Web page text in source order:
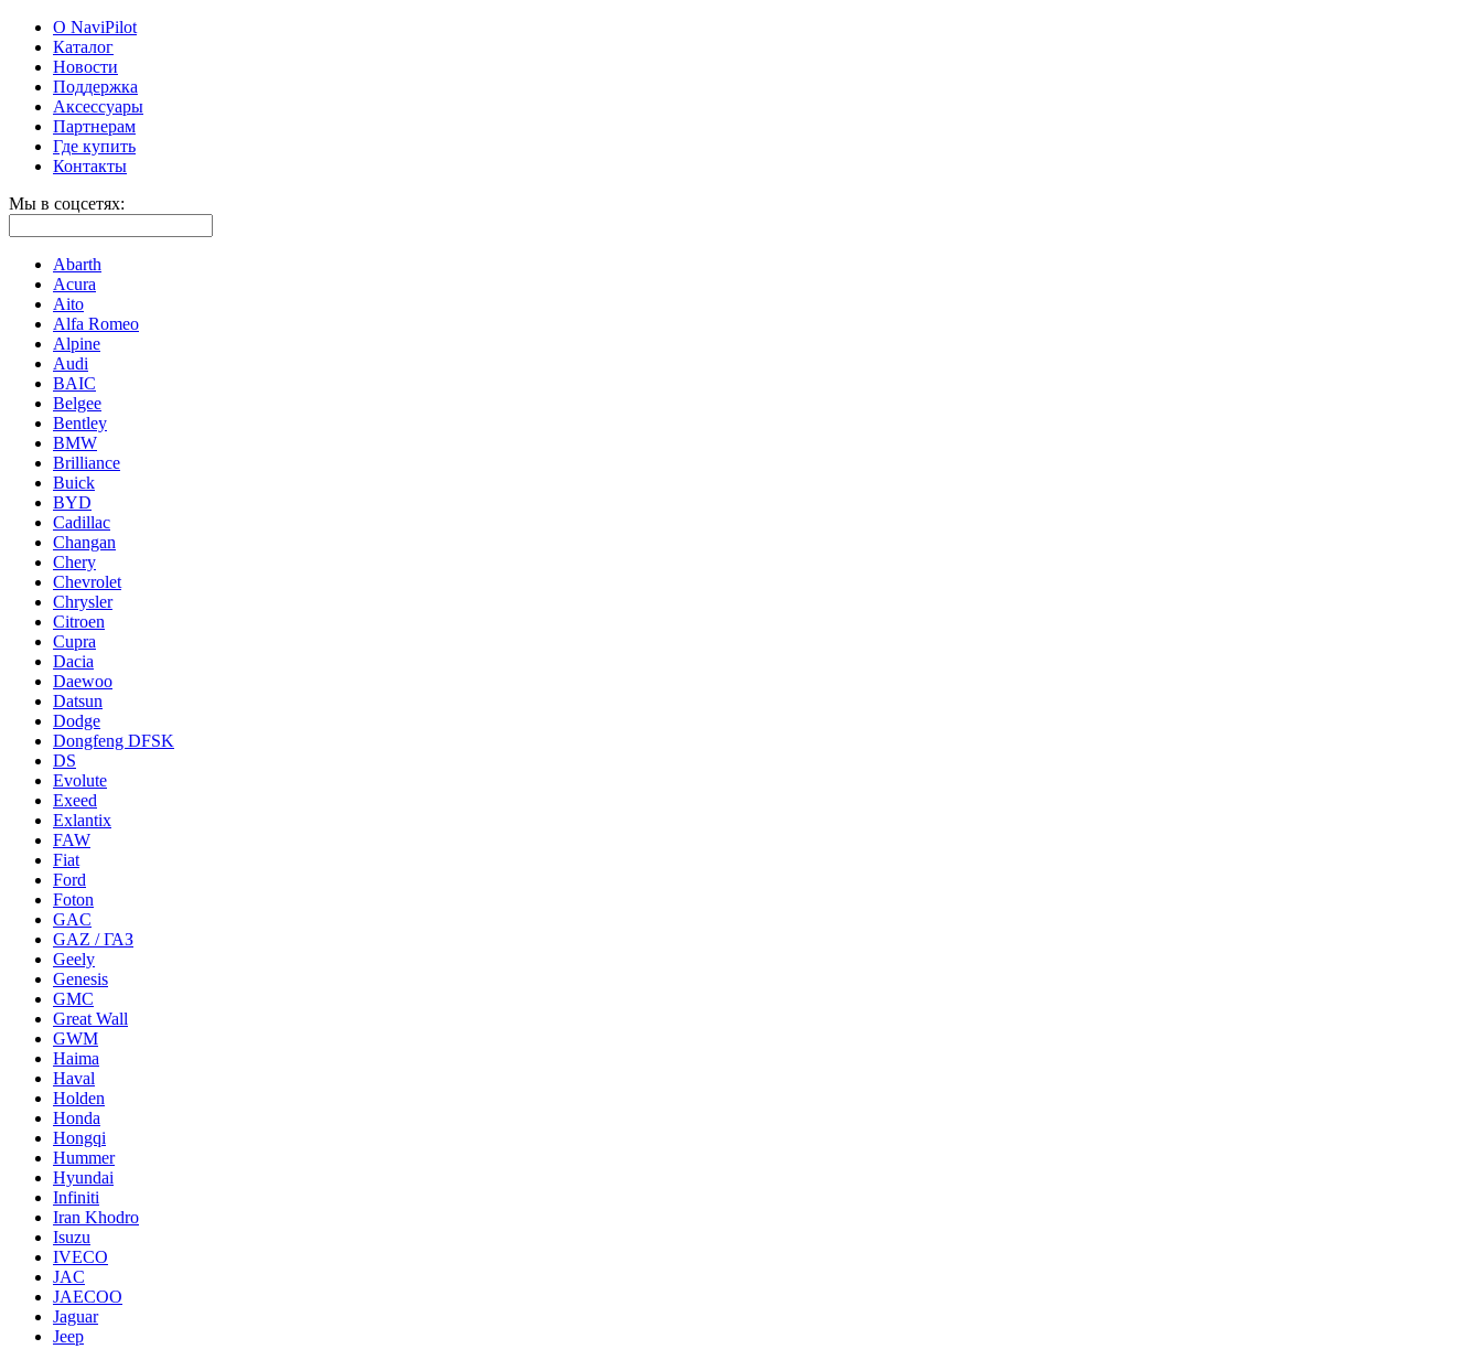
О NaviPilot
Каталог
Новости
Поддержка
Аксессуары
Партнерам
Где купить
Контакты
Мы в соцсетях:
Abarth
Acura
Aito
Alfa Romeo
Alpine
Audi
BAIC
Belgee
Bentley
BMW
Brilliance
Buick
BYD
Cadillac
Changan
Chery
Chevrolet
Chrysler
Citroen
Cupra
Dacia
Daewoo
Datsun
Dodge
Dongfeng DFSK
DS
Evolute
Exeed
Exlantix
FAW
Fiat
Ford
Foton
GAC
GAZ / ГАЗ
Geely
Genesis
GMC
Great Wall
GWM
Haima
Haval
Holden
Honda
Hongqi
Hummer
Hyundai
Infiniti
Iran Khodro
Isuzu
IVECO
JAC
JAECOO
Jaguar
Jeep